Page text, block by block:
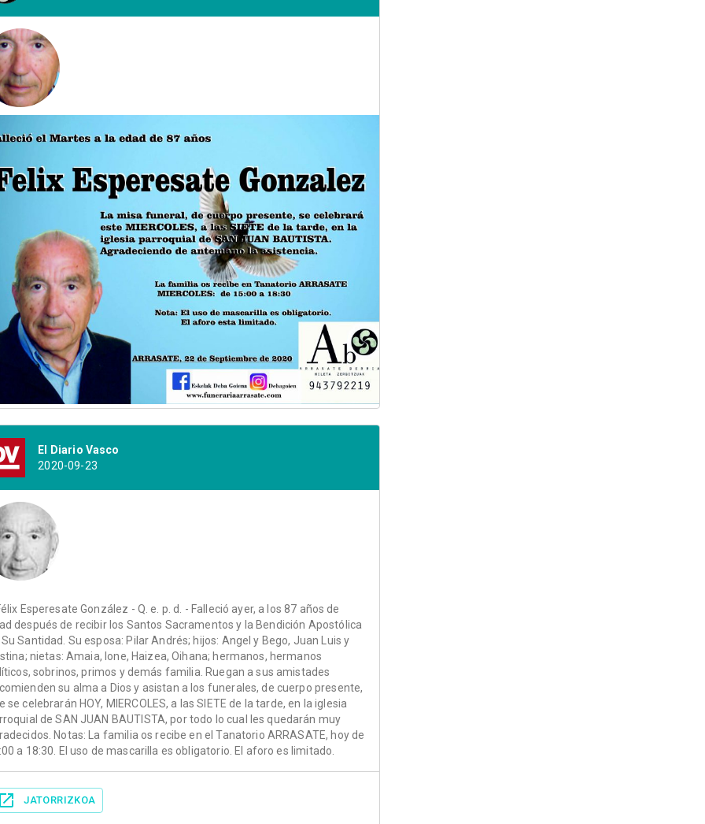
El Diario Vasco
2020-09-23
Esperesate González - Q. e. p. d. - Falleció ayer, a los 87 años de
después de recibir los Santos Sacramentos y la Bendición Apostólica
Santidad. Su esposa: Pilar Andrés; hijos: Angel y Bego, Juan Luis y
nietas: Amaia, Ione, Haizea, Oihana; hermanos, hermanos
sobrinos, primos y demás familia. Ruegan a sus amistades
su alma a Dios y asistan a los funerales, de cuerpo presente,
se celebrarán HOY, MIERCOLES, a las SIETE de la tarde, en la iglesia
de SAN JUAN BAUTISTA, por todo lo cual les quedarán muy
Notas: La familia os recibe en el Tanatorio ARRASATE, hoy de
a 18:30. El uso de mascarilla es obligatorio. El aforo es limitado.
JATORRIZKOA